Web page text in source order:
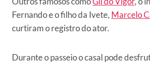
Fernando e o filho da Ivete, Marcelo
curtiram o registro do ator.
Durante o passeio o casal pode